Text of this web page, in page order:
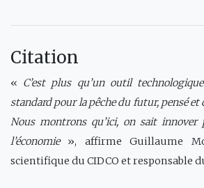
Citation
« C’est plus qu’un outil
standard pour la pêche du futur, pensé
Nous montrons qu’ici, on sait innover
l’économie», affirme Guillaume
scientifique du CIDCO et responsable